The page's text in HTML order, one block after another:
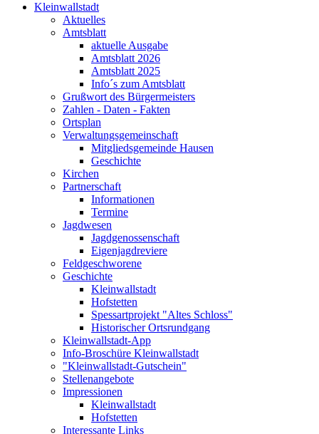
Kleinwallstadt
Aktuelles
Amtsblatt
aktuelle Ausgabe
Amtsblatt 2026
Amtsblatt 2025
Info´s zum Amtsblatt
Grußwort des Bürgermeisters
Zahlen - Daten - Fakten
Ortsplan
Verwaltungsgemeinschaft
Mitgliedsgemeinde Hausen
Geschichte
Kirchen
Partnerschaft
Informationen
Termine
Jagdwesen
Jagdgenossenschaft
Eigenjagdreviere
Feldgeschworene
Geschichte
Kleinwallstadt
Hofstetten
Spessartprojekt "Altes Schloss"
Historischer Ortsrundgang
Kleinwallstadt-App
Info-Broschüre Kleinwallstadt
"Kleinwallstadt-Gutschein"
Stellenangebote
Impressionen
Kleinwallstadt
Hofstetten
Interessante Links